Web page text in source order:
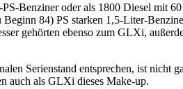
Benziner oder als 1800 Diesel mit
84) PS starken 1,5-Liter-
gehörten ebenso zum GLXi,
Serienstand entsprechen, ist nicht
auch als GLXi dieses Make-up.